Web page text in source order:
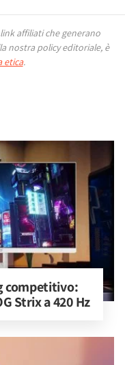
affiliati che generano
nostra policy editoriale, è
etica.
competitivo:
Strix a 420 Hz